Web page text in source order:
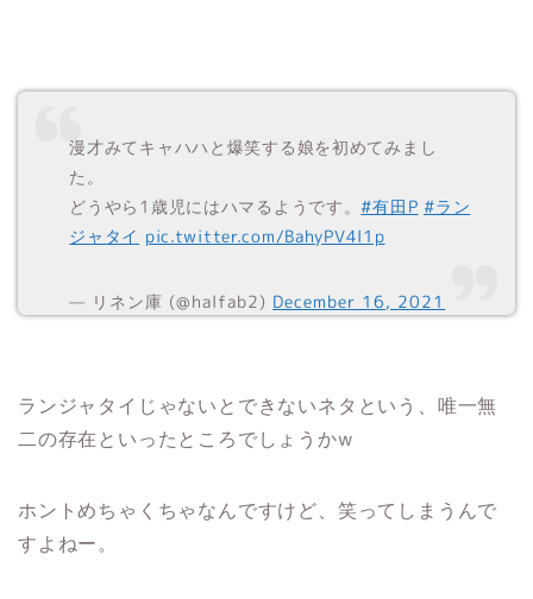
漫才みてキャハハと爆笑する娘を初めてみまし
た。
どうやら1歳児にはハマるようです。#有田P #ラン
ジャタイ pic.twitter.com/BahyPV4l1p
— リネン庫 (@halfab2) December 16, 2021
ランジャタイじゃないとできないネタという、唯一無
二の存在といったところでしょうかw
ホントめちゃくちゃなんですけど、笑ってしまうんで
すよねー。